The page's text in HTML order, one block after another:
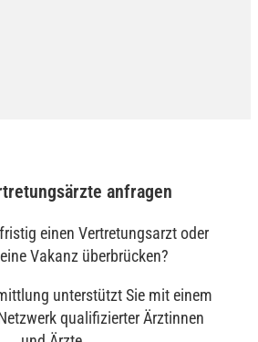
anfragen
einen Vertretungsarzt oder
Vakanz überbrücken?
unterstützt Sie mit einem
qualifizierter Ärztinnen